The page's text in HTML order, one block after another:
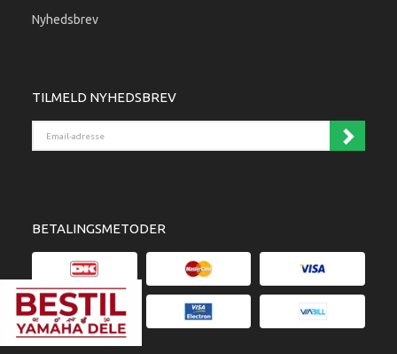
Nyhedsbrev
TILMELD NYHEDSBREV
BETALINGSMETODER